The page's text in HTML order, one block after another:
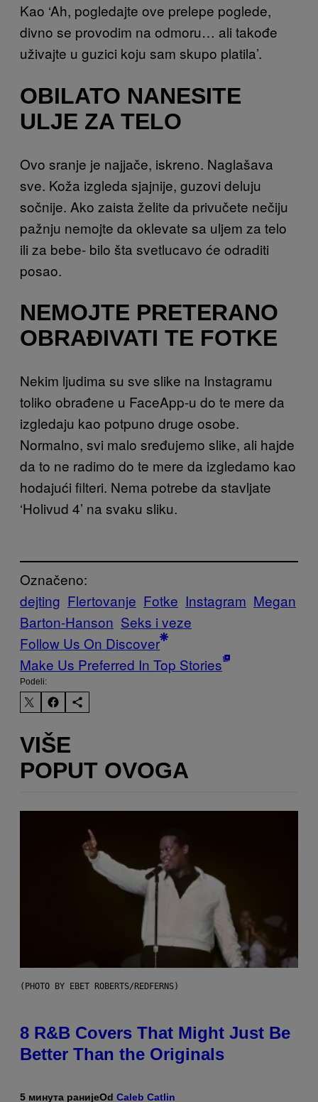
Kao ‘Ah, pogledajte ove prelepe poglede,
divno se provodim na odmoru… ali takođe
uživajte u guzici koju sam skupo platila’.
OBILATO NANESITE
ULJE ZA TELO
Ovo sranje je najjače, iskreno. Naglašava
sve. Koža izgleda sjajnije, guzovi deluju
sočnije. Ako zaista želite da privučete nečiju
pažnju nemojte da oklevate sa uljem za telo
ili za bebe- bilo šta svetlucavo će odraditi
posao.
NEMOJTE PRETERANO
OBRAĐIVATI TE FOTKE
Nekim ljudima su sve slike na Instagramu
toliko obrađene u FaceApp-u do te mere da
izgledaju kao potpuno druge osobe.
Normalno, svi malo sređujemo slike, ali hajde
da to ne radimo do te mere da izgledamo kao
hodajući filteri. Nema potrebe da stavljate
‘Holivud 4’ na svaku sliku.
Označeno:
dejting Flertovanje Fotke Instagram Megan
Barton-Hanson Seks i veze
Follow Us On Discover
Make Us Preferred In Top Stories
Podeli:
VIŠE
POPUT OVOGA
(PHOTO BY EBET ROBERTS/REDFERNS)
8 R&B Covers That Might Just Be
Better Than the Originals
5 минута ранијеOd Caleb Catlin